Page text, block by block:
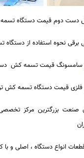
دست دوم قیمت دستگاه
نحوه استفاده از
سامسونگ قیمت تسمه کش
قیمت دستگاه تسمه کش
صنعت بزرگترین مرکز
انواع دستگاه ، اصلی و با